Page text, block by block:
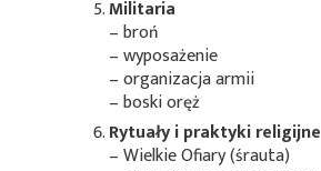
Militaria
– broń
– wyposażenie
– organizacja armii
– boski oręż
Rytuały i praktyki religijne
– Wielkie Ofiary (śrauta)